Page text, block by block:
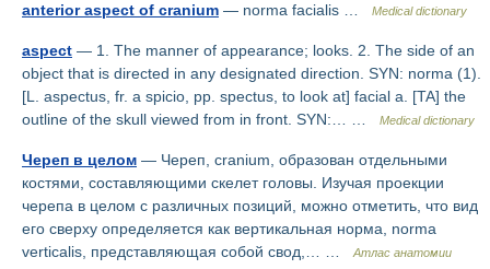
anterior aspect of cranium — norma facialis … Medical dictionary
aspect — 1. The manner of appearance; looks. 2. The side of an
object that is directed in any designated direction. SYN: norma (1).
[L. aspectus, fr. a spicio, pp. spectus, to look at] facial a. [TA] the
outline of the skull viewed from in front. SYN:… …
Medical dictionary
Череп в целом — Череп, cranium, образован отдельными
костями, составляющими скелет головы. Изучая проекции
черепа в целом с различных позиций, можно отметить, что вид
его сверху определяется как вертикальная норма, norma
verticalis, представляющая собой свод,… …
Атлас анатомии